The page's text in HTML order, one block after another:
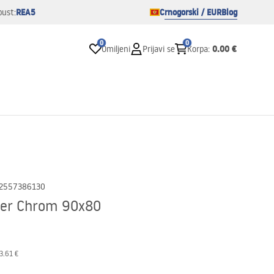
REA5 Crnogorski / EURBlog
0
Omiljeni Prijavi se
0
Korpa: 0.00 €
Chrom 90x80
€